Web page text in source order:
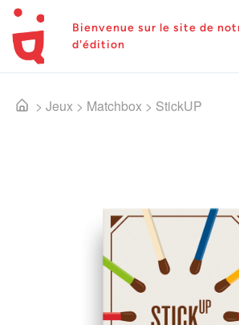
Bienvenue sur le site de
d'édition
> Jeux > Matchbox > StickUP